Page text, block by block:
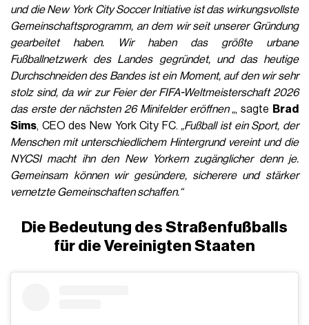
und die New York City Soccer Initiative ist das wirkungsvollste
Gemeinschaftsprogramm, an dem wir seit unserer Gründung
gearbeitet haben. Wir haben das größte urbane
Fußballnetzwerk des Landes gegründet, und das heutige
Durchschneiden des Bandes ist ein Moment, auf den wir sehr
stolz sind, da wir zur Feier der FIFA-Weltmeisterschaft 2026
das erste der nächsten 26 Minifelder eröffnen „, sagte Brad
Sims, CEO des New York City FC. „Fußball ist ein Sport, der
Menschen mit unterschiedlichem Hintergrund vereint und die
NYCSI macht ihn den New Yorkern zugänglicher denn je.
Gemeinsam können wir gesündere, sicherere und stärker
vernetzte Gemeinschaften schaffen.“
Die Bedeutung des Straßenfußballs
für die Vereinigten Staaten